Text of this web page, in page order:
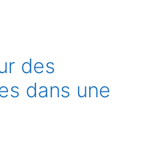
des
dans une